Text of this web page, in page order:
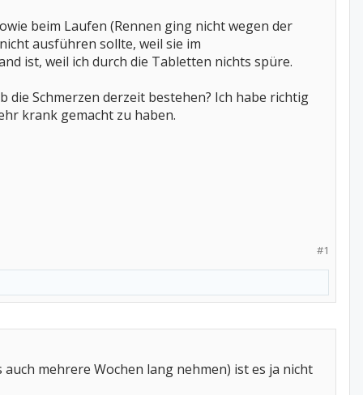
beim Laufen (Rennen ging nicht wegen der
ausführen sollte, weil sie im
ist, weil ich durch die Tabletten nichts spüre.
Schmerzen derzeit bestehen? Ich habe richtig
krank gemacht zu haben.
#1
mehrere Wochen lang nehmen) ist es ja nicht